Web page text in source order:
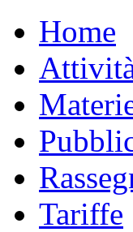
Home
Tariffe